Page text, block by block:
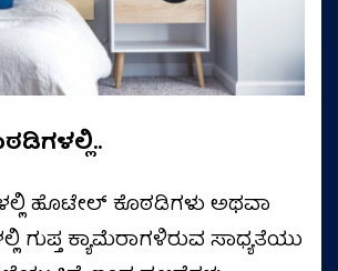
ಹೊಟೇಲ್ ಕೊಠಡಿಗಳು ಅಥವಾ
ಗುಪ್ತ ಕ್ಯಾಮೆರಾಗಳಿರುವ ಸಾಧ್ಯತೆಯು